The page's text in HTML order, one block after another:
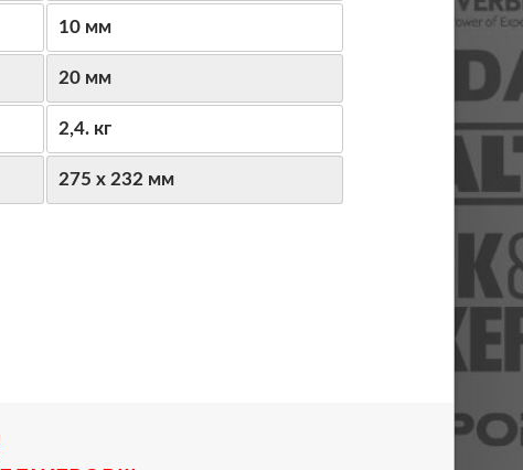
10 мм
20 мм
2,4. кг
275 х 232 мм